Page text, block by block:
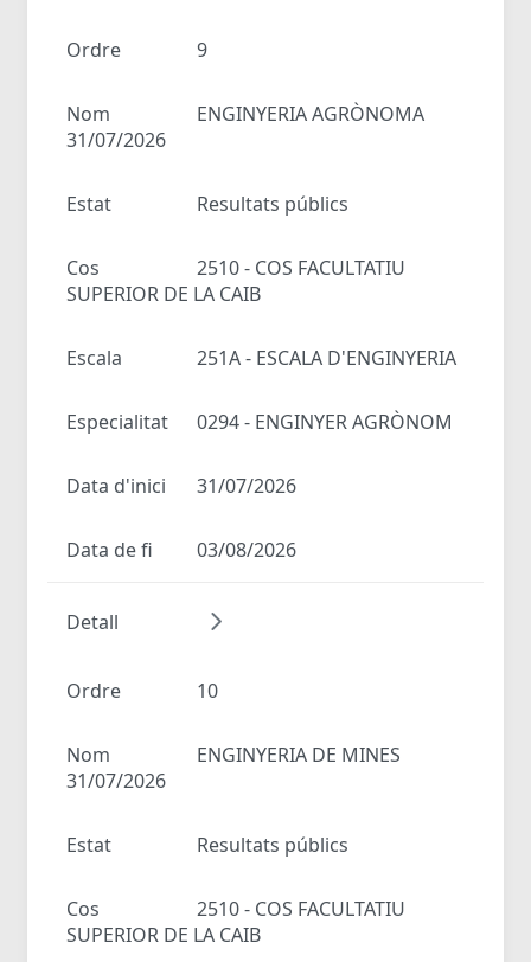
Ordre 9
Nom
ENGINYERIA AGRÒNOMA
31/07/2026
Estat Resultats públics
Cos
2510 - COS FACULTATIU
SUPERIOR DE LA CAIB
Escala 251A - ESCALA D'ENGINYERIA
Especialitat 0294 - ENGINYER AGRÒNOM
Data d'inici 31/07/2026
Data de fi 03/08/2026
Detall
Ordre 10
Nom
ENGINYERIA DE MINES
31/07/2026
Estat Resultats públics
Cos
2510 - COS FACULTATIU
SUPERIOR DE LA CAIB